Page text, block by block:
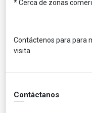
* Cerca de zonas
Contáctenos para para
visita
Contáctanos